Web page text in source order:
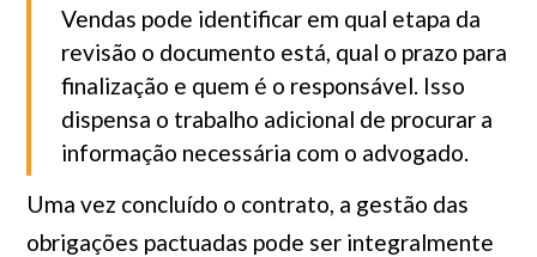
Vendas pode identificar em qual etapa da
revisão o documento está, qual o prazo para
finalização e quem é o responsável. Isso
dispensa o trabalho adicional de procurar a
informação necessária com o advogado.
Uma vez concluído o contrato, a gestão das
obrigações pactuadas pode ser integralmente